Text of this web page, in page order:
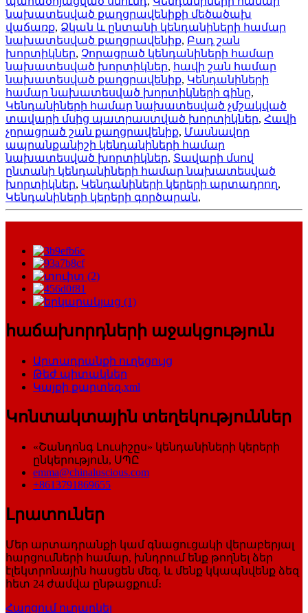
նախատեսված քաղցրավենիքի մեծածախ
վաճառք, Ձկան և ընտանի կենդանիների համար
նախատեսված քաղցրավենիք, Բադ շան
խորտիկներ, Չորացրած կենդանիների համար
նախատեսված խորտիկներ, հավի շան համար
նախատեսված քաղցրավենիք, Կենդանիների
համար նախատեսված խորտիկների գինը,
Կենդանիների համար նախատեսված չմշակված
տավարի մսից պատրաստված խորտիկներ, Հավի
չորացրած շան քաղցրավենիք, Մասնավոր
ապրանքանիշի կենդանիների համար
նախատեսված խորտիկներ, Տավարի մսով
ընտանի կենդանիների համար նախատեսված
խորտիկներ, Կենդանիների կերերի արտադրող,
Կենդանիների կերերի գործարան,
հաճախորդների աջակցություն
Արտադրանքի ուղեցույց
Թեժ պիտակներ
Կայքի քարտեզ.xml
Կոնտակտային տեղեկություններ
«Շանդոնգ Լուսիշըս» կենդանիների կերերի
ընկերություն, ՍՊԸ
emma@chinaluscious.com
+8613791869655
Լրատուներ
Մեր արտադրանքի կամ գնացուցակի վերաբերյալ
հարցումների համար, խնդրում ենք թողնել ձեր
էլեկտրոնային հասցեն մեզ, և մենք կկապնվենք ձեզ
հետ 24 ժամվա ընթացքում։
Հարցում ուղարկել